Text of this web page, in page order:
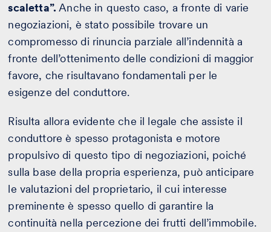
scaletta”. Anche in questo caso, a fronte di varie
negoziazioni, è stato possibile trovare un
compromesso di rinuncia parziale all’indennità a
fronte dell’ottenimento delle condizioni di maggior
favore, che risultavano fondamentali per le
esigenze del conduttore.
Risulta allora evidente che il legale che assiste il
conduttore è spesso protagonista e motore
propulsivo di questo tipo di negoziazioni, poiché
sulla base della propria esperienza, può anticipare
le valutazioni del proprietario, il cui interesse
preminente è spesso quello di garantire la
continuità nella percezione dei frutti dell’immobile.